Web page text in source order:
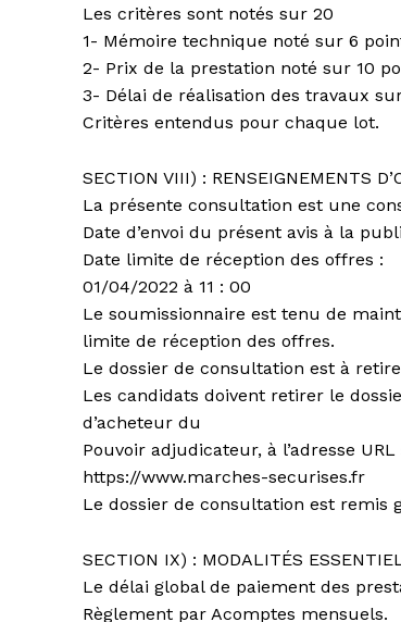
Les critères sont notés sur 20
1- Mémoire technique noté sur 6
2- Prix de la prestation noté sur 10
3- Délai de réalisation des travaux
Critères entendus pour chaque lot.
SECTION VIII) : RENSEIGNEMENTS
La présente consultation est une
Date d’envoi du présent avis à la
Date limite de réception des offres :
01/04/2022 à 11 : 00
Le soumissionnaire est tenu de
limite de réception des offres.
Le dossier de consultation est à
Les candidats doivent retirer le
d’acheteur du
Pouvoir adjudicateur, à l’adresse
https://www.marches-securises.fr
Le dossier de consultation est remis
SECTION IX) : MODALITÉS
Le délai global de paiement des
Règlement par Acomptes mensuels.